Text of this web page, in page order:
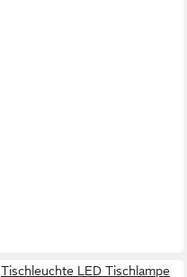
Tischleuchte LED Tischlampe